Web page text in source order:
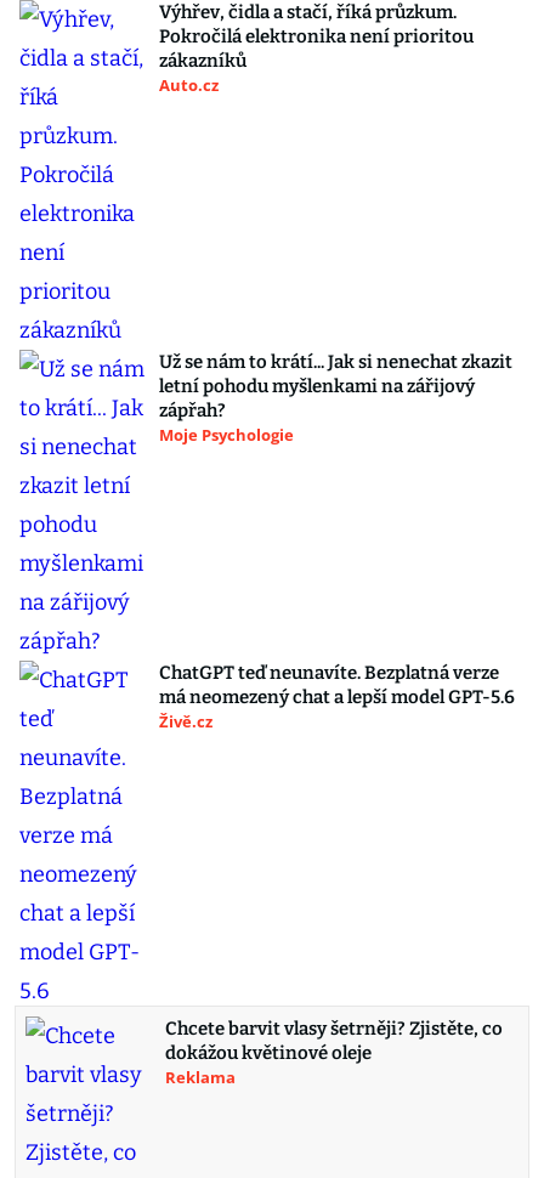
Výhřev, čidla a stačí, říká průzkum.
Pokročilá elektronika není prioritou
zákazníků
Auto.cz
Už se nám to krátí... Jak si nenechat zkazit
letní pohodu myšlenkami na zářijový
zápřah?
Moje Psychologie
ChatGPT teď neunavíte. Bezplatná verze
má neomezený chat a lepší model GPT-5.6
Živě.cz
Chcete barvit vlasy šetrněji? Zjistěte, co
dokážou květinové oleje
Reklama